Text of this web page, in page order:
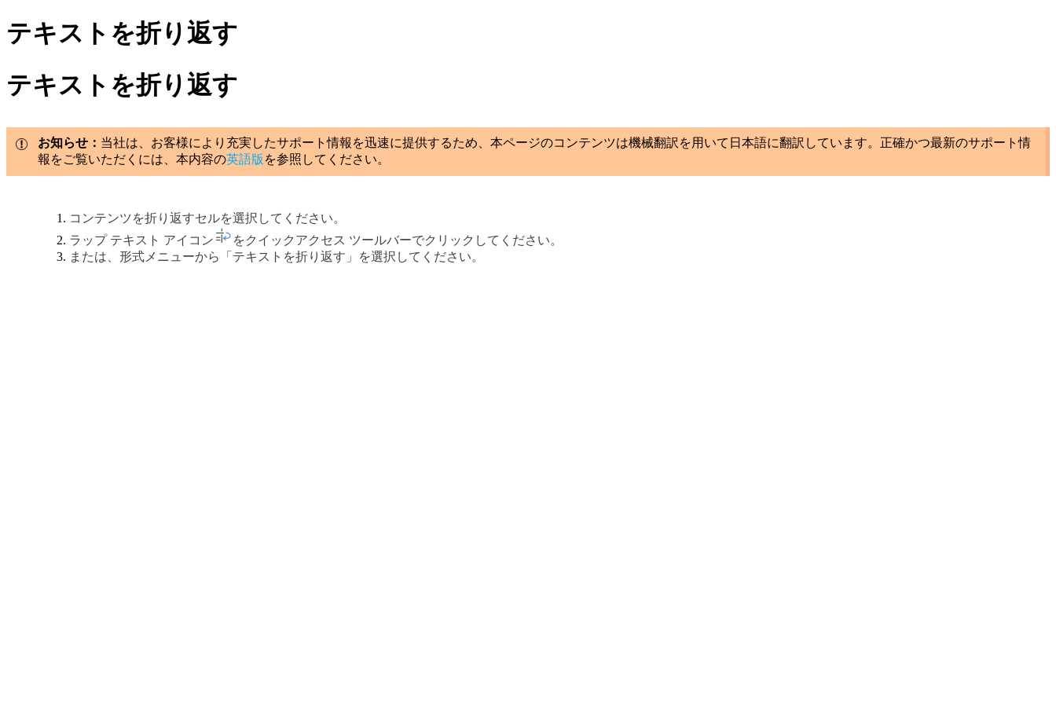
テキストを折り返す
テキストを折り返す
お知らせ： 当社は、お客様により充実したサポート情報を迅速に提供するため、本ページのコンテンツは機械翻訳を用いて日本語に翻訳しています。正確かつ最新のサポート情
報をご覧いただくには、本内容の英語版 を参照してください。
コンテンツを折り返すセルを選択してください。
ラップ テキスト アイコン
をクイックアクセス ツールバーでクリックしてください。
または、形式メニューから「テキストを折り返す」を選択してください。